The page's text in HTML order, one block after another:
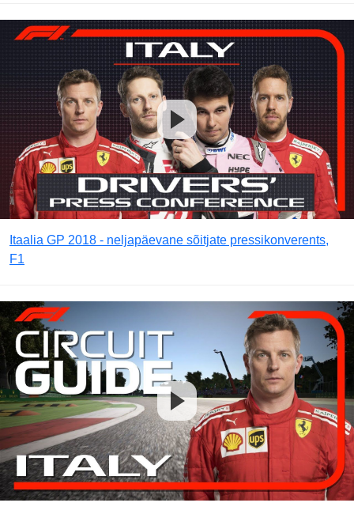
Itaalia GP 2018 - neljapäevane sõitjate pressikonverents,
F1